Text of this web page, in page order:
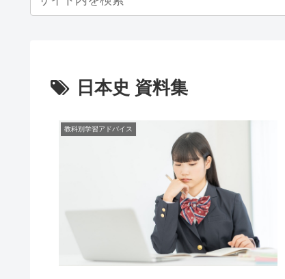
日本史 資料集
教科別学習アドバイス